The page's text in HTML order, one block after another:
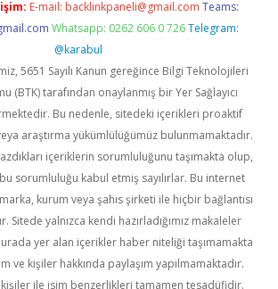
E-mail: backlinkpaneli@gmail.com Teams:
Whatsapp: 0262 606 0 726 Telegram:
@karabul
5651 Sayılı Kanun gereğince Bilgi Teknolojileri
(BTK) tarafından onaylanmış bir Yer Sağlayıcı
Bu nedenle, sitedeki içerikleri proaktif
araştırma yükümlülüğümüz bulunmamaktadır.
içeriklerin sorumluluğunu taşımakta olup,
sorumluluğu kabul etmiş sayılırlar. Bu internet
kurum veya şahıs şirketi ile hiçbir bağlantısı
Sitede yalnızca kendi hazırladığımız makaleler
yer alan içerikler haber niteliği taşımamakta
ve kişiler hakkında paylaşım yapılmamaktadır.
ile isim benzerlikleri tamamen tesadüfidir.